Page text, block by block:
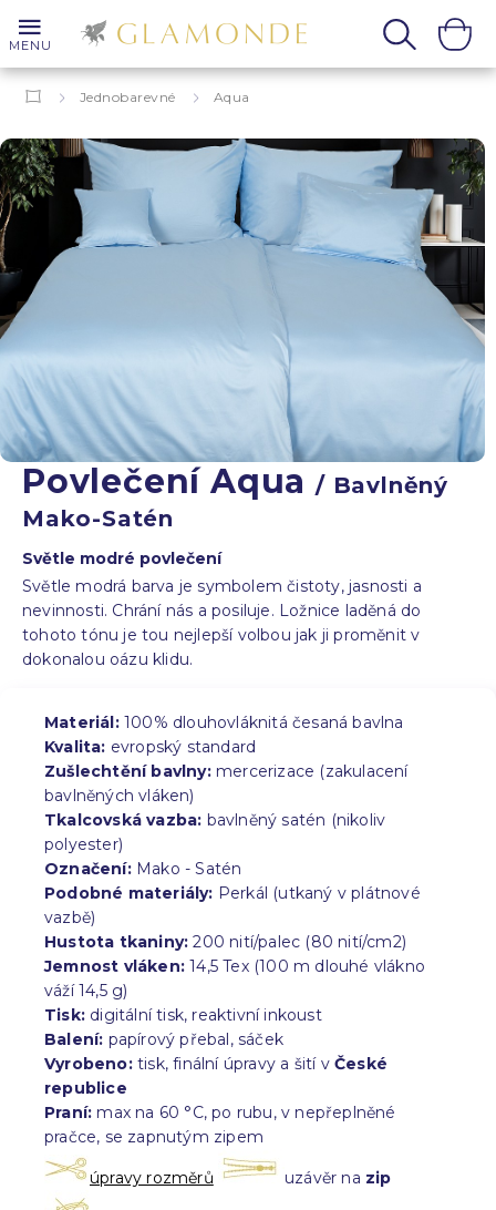
MENU
Jednobarevné Aqua
Povlečení Aqua / Bavlněný
Mako-Satén
Světle modré povlečení
Světle modrá barva je symbolem čistoty, jasnosti a
nevinnosti. Chrání nás a posiluje. Ložnice laděná do
tohoto tónu je tou nejlepší volbou jak ji proměnit v
dokonalou oázu klidu.
Materiál:100% dlouhovláknitá česaná bavlna
Kvalita: evropský standard
Zušlechtění bavlny:mercerizace (zakulacení
bavlněných vláken)
Tkalcovská vazba: bavlněný satén (nikoliv
polyester)
Označení:Mako - Satén
Podobné materiály: Perkál (utkaný v plátnové
vazbě)
Hustota tkaniny: 200 nití/palec (80 nití/cm2)
Jemnost vláken: 14,5 Tex (100 m dlouhé vlákno
váží 14,5 g)
Tisk: digitální tisk, reaktivní inkoust
Balení: papírový přebal, sáček
Vyrobeno:tisk, finální úpravy a šití vČeské
republice
Praní: max na 60 °C, po rubu, v nepřeplněné
pračce, se zapnutým zipem
úpravy rozměrů uzávěr na zip